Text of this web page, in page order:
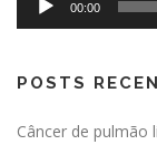
00:00
POSTS
Câncer de pulmão